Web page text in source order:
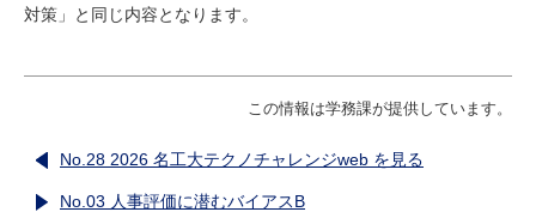
対策」と同じ内容となります。
この情報は学務課が提供しています。
No.28 2026 名工大テクノチャレンジweb を見る
No.03 人事評価に潜むバイアスB